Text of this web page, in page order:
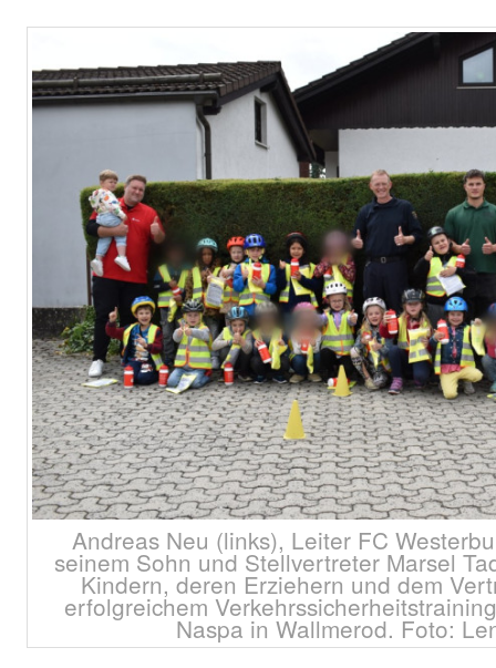
Andreas Neu (links), Leiter FC
seinem Sohn und Stellvertreter Marsel
Kindern, deren Erziehern und dem
erfolgreichem
Naspa in Wallmerod. Foto: